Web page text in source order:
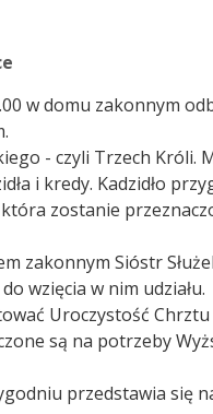
w domu zakonnym
- czyli Trzech Króli.
i kredy. Kadzidło
zostanie
zakonnym Sióstr
wzięcia w nim udziału.
Uroczystość
są na potrzeby
przedstawia się